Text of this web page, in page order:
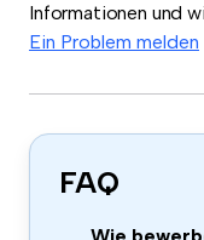
Informationen und
Ein Problem melden
FAQ